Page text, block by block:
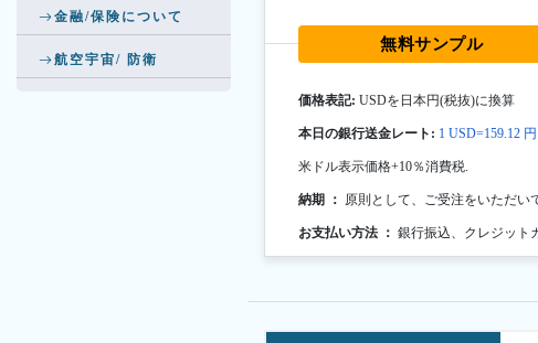
金融/保険について
航空宇宙/ 防衛
無料サンプル
価格表記: USDを日本円(税抜)に換算
本日の銀行送金レート: 1 USD=159.12 円
米ドル表示価格+10％消費税.
納期 ： 原則として、ご受注をいただい
お支払い方法 ： 銀行振込、クレジット